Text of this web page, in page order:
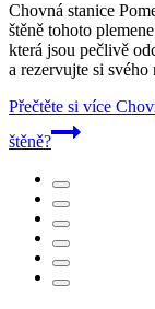
Chovná stanice
štěně tohoto
která jsou pečlivě
a rezervujte si
Přečtěte si více
štěně?